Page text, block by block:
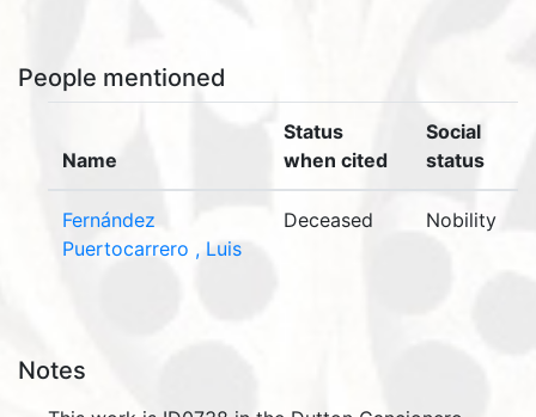
People mentioned
Name
Status
when cited
Social
status
Fernández
Puertocarrero , Luis
Deceased Nobility
Notes